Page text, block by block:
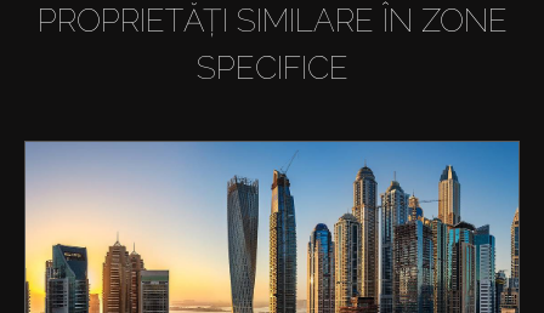
PROPRIETĂȚI SIMILARE ÎN ZONE
SPECIFICE